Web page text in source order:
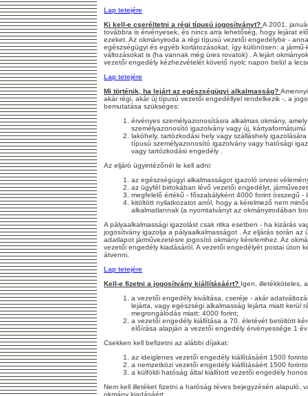
Lap tetejére
Ki kell-e cseréltetni a régi típusú jogosítványt? A 2001.
továbbra is érvényesek, és nincs arra lehetőség, hogy lejárat
ezeket. Az okmányiroda a régi típusú vezetői engedélybe -
egészségügyi és egyéb korlátozásokat, így különösen: a
változásokat is (ha vannak még üres rovatok) . A lejárt
vezetői engedély kézhezvételét követő nyolc napon belül a
Lap tetejére
Mi történik, ha lejárt az egészségügyi alkalmasság?
akár régi, akár új típusú vezetői engedéllyel rendelkezik -, a
bemutatása szükséges:
érvényes személyazonosításra alkalmas okmány,
személyazonosító igazolvány vagy új,
lakóhely, tartózkodási hely vagy szálláshely
típusú személyazonosító igazolvány vagy hatósági
vagy tartózkodási engedély .
Az eljáró ügyintézőnél le kell adni:
az egészségügyi alkalmasságot igazoló orvosi
az ügyfél birtokában lévő vezetői engedélyt,
megfelelő értékű - főszabályként 4000 forint összegű -
kitöltött nyilatkozatot arról, hogy a kérelmező nem
alkalmatlannak (a nyomtatványt az okmányirodában
A pályaalkalmassági igazolást csak ritka esetben - ha kizárás
jogosítvány igazolja a pályaalkalmasságot . Az eljárás során
adatlapot járművezetésre jogosító okmány kérelemhez. Az
vezetői engedély kiadásáról. A vezetői engedélyét postai úton
átvenni.
Lap tetejére
Kell-e fizetni a jogosítvány kiállításáért? Igen, illetékköteles,
a vezetői engedély kiváltása, cseréje - akár
lejárta, vagy egészségi alkalmasság lejárta miatt kerül
megrongálódás miatt: 4000 forint;
a vezetői engedély kiállítása a 70. életévét betöltött
előírása alapján a vezetői engedély érvényessége 1
Csekken kell befizetni az alábbi díjakat:
az ideiglenes vezetői engedély kiállításáért 1500
a nemzetközi vezetői engedély kiállításáért 1500
a külföldi hatóság által kiállított vezetői engedély
Nem kell illetéket fizetni a hatóság téves bejegyzésén alapuló,
okmány kiadásáért.